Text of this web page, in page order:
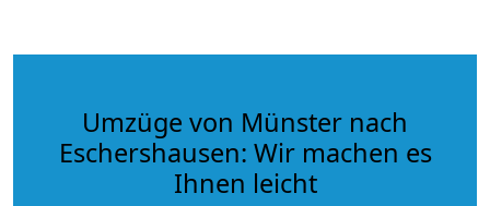
Umzüge von Münster nach
Eschershausen: Wir machen es
Ihnen leicht